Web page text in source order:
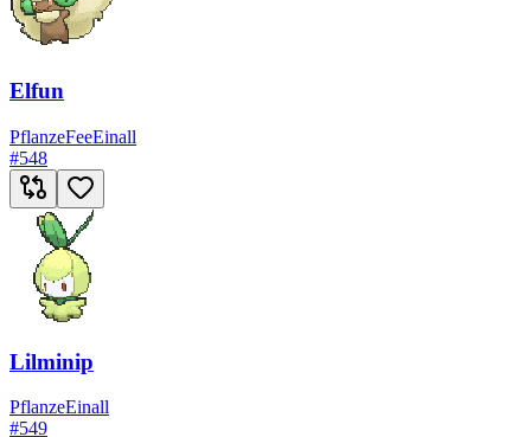
Elfun
PflanzeFeeEinall
#548
Lilminip
PflanzeEinall
#549